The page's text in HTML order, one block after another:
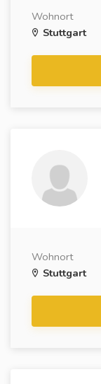
Wohnort
Stuttgart
Wohnort
Stuttgart